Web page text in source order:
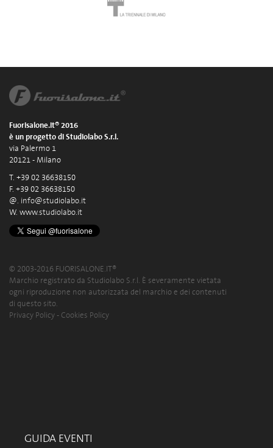
Fuorisalone.it® 2016
è un progetto di Studiolabo S.r.l.
via Palermo 1
20121 - Milano
T. +39 02 36638150
F. +39 02 36638150
@. info@studiolabo.it
W. www.studiolabo.it
© 2003-2016 FUORISALONE.IT®
Marchio registrato da Studiolabo S.r.l. È severamente vietata
ogni riproduzione non autorizzata del marchio e dei contenuti
di questo sito.
Privacy Policy - Cookies Policy
GUIDA EVENTI